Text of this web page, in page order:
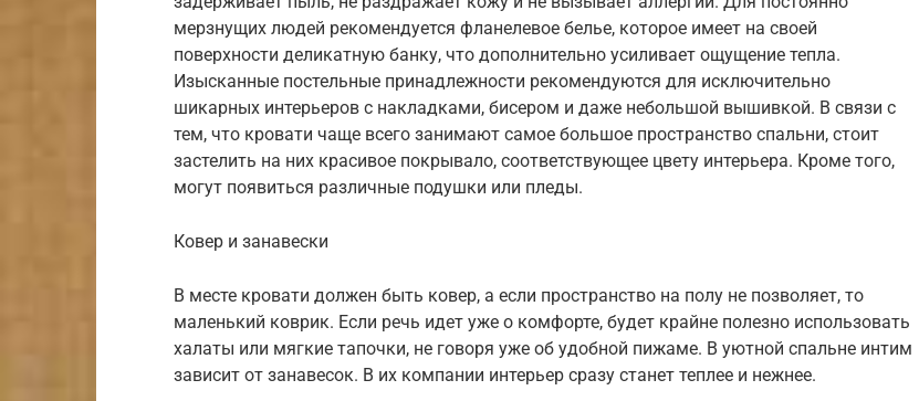
мерзнущих людей рекомендуется фланелевое белье, которое имеет на своей
поверхности деликатную банку, что дополнительно усиливает ощущение тепла.
Изысканные постельные принадлежности рекомендуются для исключительно
шикарных интерьеров с накладками, бисером и даже небольшой вышивкой. В связи с
тем, что кровати чаще всего занимают самое большое пространство спальни, стоит
застелить на них красивое покрывало, соответствующее цвету интерьера. Кроме того,
могут появиться различные подушки или пледы.
Ковер и занавески
В месте кровати должен быть ковер, а если пространство на полу не позволяет, то
маленький коврик. Если речь идет уже о комфорте, будет крайне полезно использовать
халаты или мягкие тапочки, не говоря уже об удобной пижаме. В уютной спальне интим
зависит от занавесок. В их компании интерьер сразу станет теплее и нежнее.